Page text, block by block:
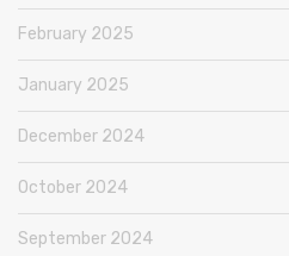
February 2025
January 2025
December 2024
October 2024
September 2024